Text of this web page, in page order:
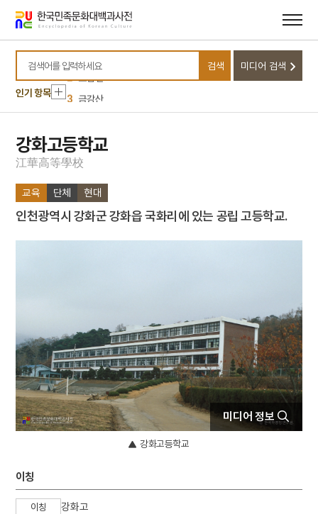
바로가기
바로가기
검색어를 입력하세요
검색 미디어 검색
인기 항목
10 일제강점기
1 금성대군
2 효감천
3
금강산
4 북조선임시인민위원회
5 외삼촌
6 동학운동
8 송하인물도
9
안상
10 일제강점기
북조선임시인민위원회
5 외삼촌
6 동학운동
7 세조
8 송하인물도
9 안상
강화고등학교
江華高等學校
교육 단체 현대
인천광역시 강화군 강화읍 국화리에 있는 공립 고등학교.
미디어 정보
강화고등학교
이칭
이칭 강화고